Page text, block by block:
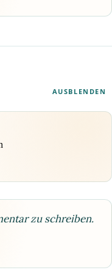
AUSBLENDEN
zu schreiben.